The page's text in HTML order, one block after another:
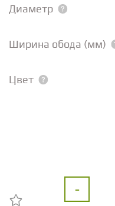
Диаметр
Ширина обода (мм)
Цвет
-